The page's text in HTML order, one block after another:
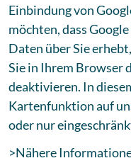
Einbindung von
möchten, dass
Daten über Sie
Sie in Ihrem Browser
deaktivieren. In
Kartenfunktion auf
oder nur
>Nähere